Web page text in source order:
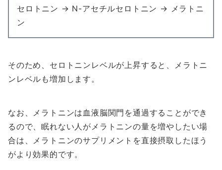
セロトニン → N-アセチルセロトニン → メラトニ
ン
そのため、セロトニンレベルが上昇すると、メラトニ
ンレベルも増加します。
なお、メラトニンは血液脳関門を通過することができ
るので、眠れない人がメラトニンの量を増やしたい場
合は、メラトニンのサプリメントを直接摂取したほう
がより効果的です。